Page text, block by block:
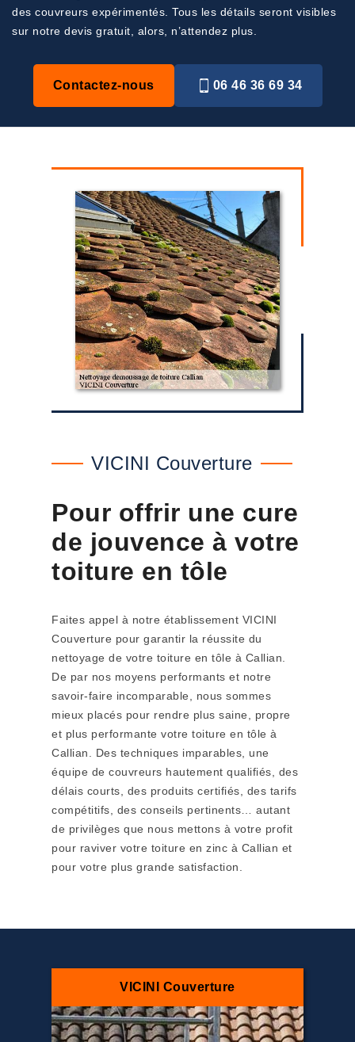
des couvreurs expérimentés. Tous les détails seront visibles
sur notre devis gratuit, alors, n’attendez plus.
Contactez-nous 06 46 36 69 34
VICINI Couverture
Pour offrir une cure
de jouvence à votre
toiture en tôle
Faites appel à notre établissement VICINI
Couverture pour garantir la réussite du
nettoyage de votre toiture en tôle à Callian.
De par nos moyens performants et notre
savoir-faire incomparable, nous sommes
mieux placés pour rendre plus saine, propre
et plus performante votre toiture en tôle à
Callian. Des techniques imparables, une
équipe de couvreurs hautement qualifiés, des
délais courts, des produits certifiés, des tarifs
compétitifs, des conseils pertinents… autant
de privilèges que nous mettons à votre profit
pour raviver votre toiture en zinc à Callian et
pour votre plus grande satisfaction.
VICINI Couverture